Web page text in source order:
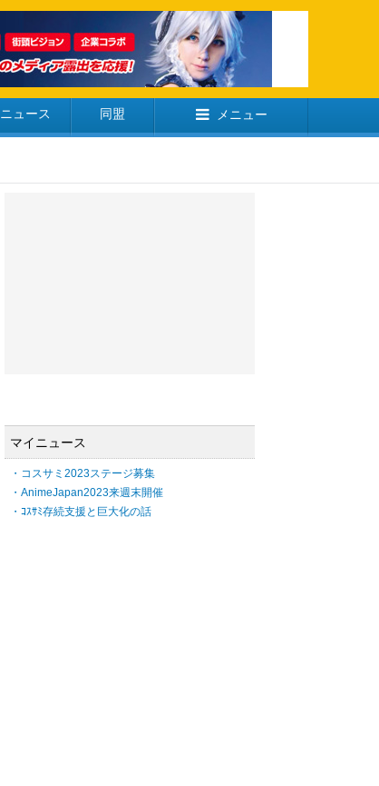
ニュース 同盟 メニュー
マイニュース
・コスサミ2023ステージ募集
・AnimeJapan2023来週末開催
・ｺｽｻﾐ存続支援と巨大化の話